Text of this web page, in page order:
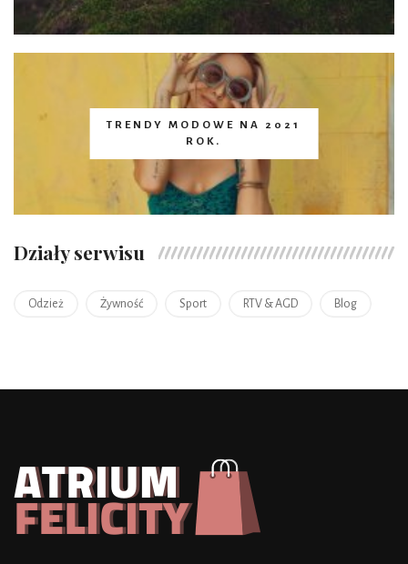
TRENDY MODOWE NA 2021
ROK.
Działy serwisu
Odzież Żywność Sport RTV & AGD Blog